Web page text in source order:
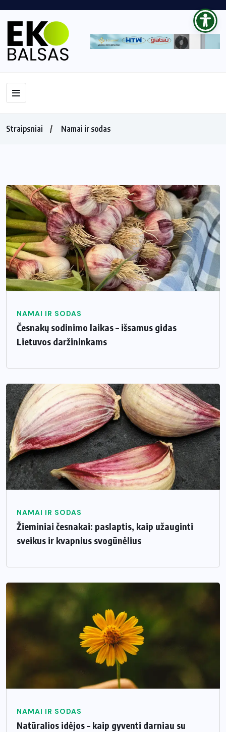
Straipsniai Namai ir sodas
NAMAI IR SODAS
Česnakų sodinimo laikas – išsamus gidas
Lietuvos daržininkams
NAMAI IR SODAS
Žieminiai česnakai: paslaptis, kaip užauginti
sveikus ir kvapnius svogūnėlius
NAMAI IR SODAS
Natūralios idėjos – kaip gyventi darniau su